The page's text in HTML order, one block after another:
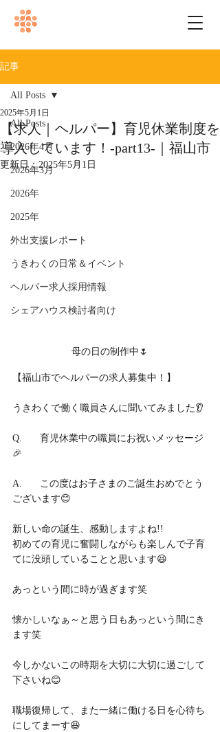
記事
All Posts
2026年4月
2026年3月
2026年
2025年
外出支援レポート
うきわくの日常＆イベント
ヘルパー求人採用情報
シェアハウス検討者向け
All Posts
【求人｜ヘルパー】育児休業制度を
導入しています！-part13-｜福山市
2025年5月1日
更新日：2025年5月1日
母の日の制作中🌷
【福山市でヘルパーの求人募集中！】
うきわくで働く職員さんに聞いてみました👂
Q.	育児休業中の職員にお祝いメッセージ
🎉
A.	この度はお子さまのご誕生おめでとう
ございます😊
新しい命の誕生、感動しますよね!!
初めての育児に奮闘しながらも楽しんで子育
てに没頭していることと思います😆
あっという間に時が過ぎます笑
懐かしいなぁ～と思う日もあっという間にき
ます笑
今しかないこの時期を大切に大切に過ごして
下さいね😊
職場復帰して、また一緒に働ける日を心待ち
にしてまーす😆